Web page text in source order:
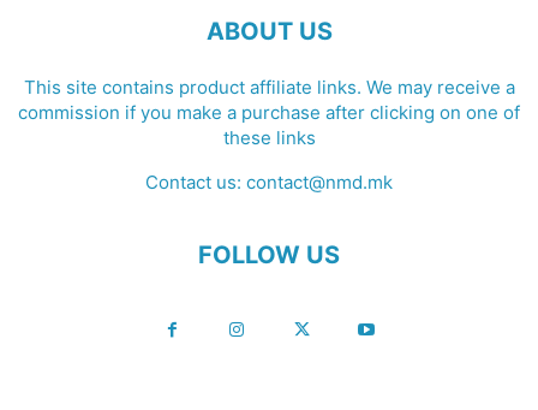
ABOUT US
This site contains product affiliate links. We may receive a
commission if you make a purchase after clicking on one of
these links
Contact us: contact@nmd.mk
FOLLOW US